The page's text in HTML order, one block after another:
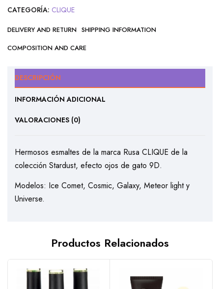
CATEGORÍA: CLIQUE
DELIVERY AND RETURN SHIPPING INFORMATION
COMPOSITION AND CARE
DESCRIPCIÓN
INFORMACIÓN ADICIONAL
VALORACIONES (0)
Hermosos esmaltes de la marca Rusa CLIQUE de la
colección Stardust, efecto ojos de gato 9D.
Modelos: Ice Comet, Cosmic, Galaxy, Meteor light y
Universe.
Productos Relacionados